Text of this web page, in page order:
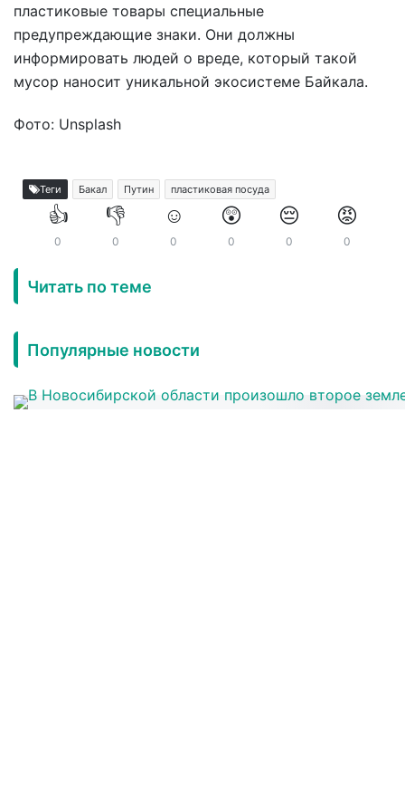
пластиковые товары специальные
предупреждающие знаки. Они должны
информировать людей о вреде, который такой
мусор наносит уникальной экосистеме Байкала.
Фото: Unsplash
Теги Бакал Путин пластиковая посуда
👍
0
👎
0
☺️
0
😲
0
😔
0
😡
0
Читать по теме
Популярные новости